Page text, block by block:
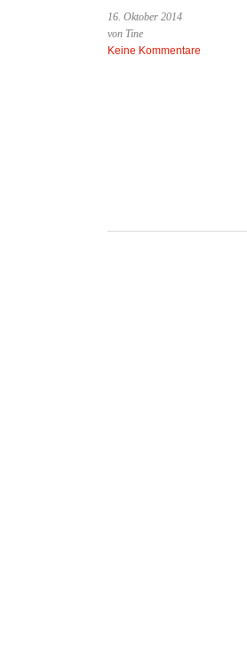
16. Oktober 2014
von Tine
Keine Kommentare